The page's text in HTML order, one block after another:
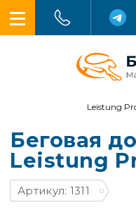
Leistung
Беговая
Leistung
Артикул: 1311